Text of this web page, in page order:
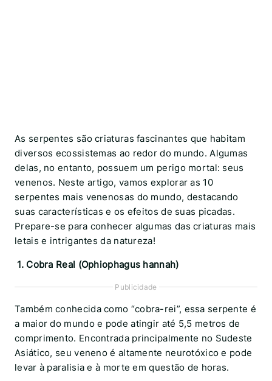
As serpentes são criaturas fascinantes que habitam
diversos ecossistemas ao redor do mundo. Algumas
delas, no entanto, possuem um perigo mortal: seus
venenos. Neste artigo, vamos explorar as 10
serpentes mais venenosas do mundo, destacando
suas características e os efeitos de suas picadas.
Prepare-se para conhecer algumas das criaturas mais
letais e intrigantes da natureza!
1. Cobra Real (Ophiophagus hannah)
Publicidade
Também conhecida como “cobra-rei”, essa serpente é
a maior do mundo e pode atingir até 5,5 metros de
comprimento. Encontrada principalmente no Sudeste
Asiático, seu veneno é altamente neurotóxico e pode
levar à paralisia e à morte em questão de horas.